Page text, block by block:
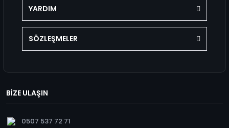
YARDIM
SÖZLEŞMELER
BİZE ULAŞIN
0507 537 72 71